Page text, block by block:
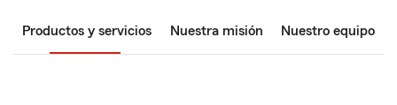
Productos y servicios Nuestra misión Nuestro equipo